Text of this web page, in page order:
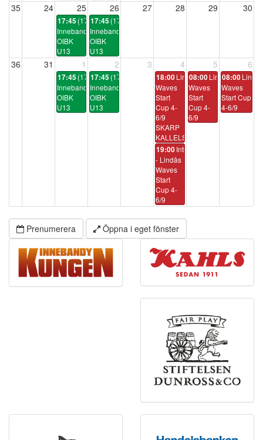
18:00Lindås
Waves
Start
Cup 4-
6/9
SKARP
KALLELSE
19:00Intresseanmälan
- Lindås
Waves
Start
Cup 4-
6/9
08:00Lindås
Waves
Start
Cup 4-
6/9
08:00Lindås
Waves
Start Cup
4-6/9
17:45(17:30)
Innebandyträning
OIBK
U13
17:45(17:30)
Innebandyträning
OIBK
U13
17:45(17:30)
Innebandyträning
OIBK
U13
17:45(17:30)
Innebandyträning
OIBK
U13
35 24 25 26 27 28 29 30
36 31 1 2 3 4 5 6
Prenumerera Öppna i eget fönster